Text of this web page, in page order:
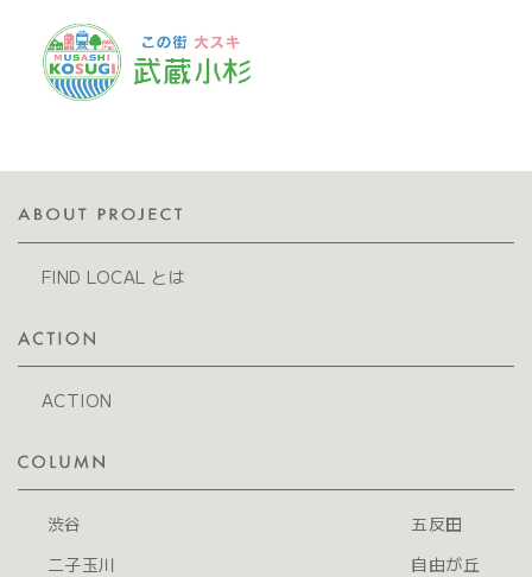
FIND LOCAL とは
ACTION
渋谷
二子玉川
五反田
自由が丘